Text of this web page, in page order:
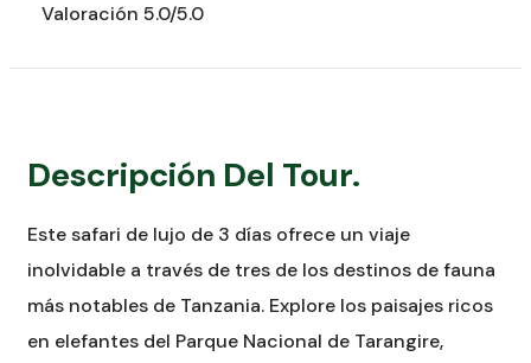
Valoración 5.0/5.0
Descripción Del Tour.
Este safari de lujo de 3 días ofrece un viaje
inolvidable a través de tres de los destinos de fauna
más notables de Tanzania. Explore los paisajes ricos
en elefantes del Parque Nacional de Tarangire,